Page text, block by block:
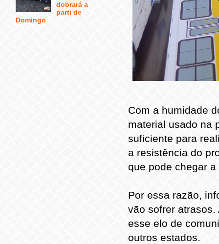
Com a humidade
material usado na
suficiente para
a resistência do
que pode chegar a
Por essa razão,
vão sofrer
esse elo de
outros estados.
dobrará a
parti de
Domingo